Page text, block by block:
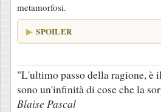
metamorfosi.
SPOILER
"L'ultimo passo della ragione, è
sono un'infinità di cose che la
Blaise Pascal